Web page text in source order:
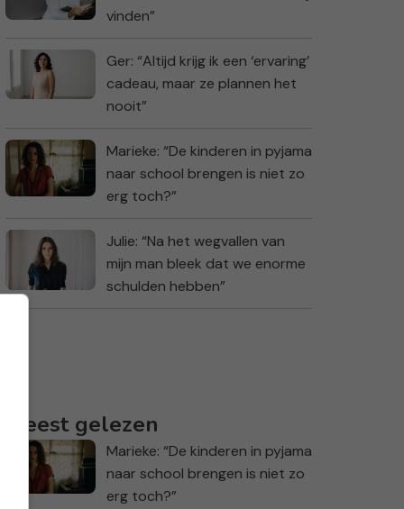
vinden”
Ger: “Altijd krijg ik een ‘ervaring’
cadeau, maar ze plannen het
nooit”
Marieke: “De kinderen in pyjama
naar school brengen is niet zo
erg toch?”
Julie: “Na het wegvallen van
mijn man bleek dat we enorme
schulden hebben”
Meest gelezen
Marieke: “De kinderen in pyjama
naar school brengen is niet zo
erg toch?”